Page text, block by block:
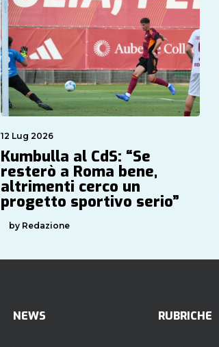
12 Lug 2026
Kumbulla al CdS: “Se
resterò a Roma bene,
altrimenti cerco un
progetto sportivo serio”
by Redazione
NEWS RUBRICHE